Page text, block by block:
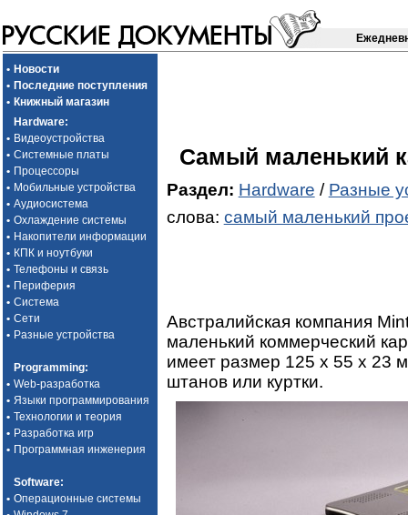
• Новости
• Последние поступления
• Книжный магазин
Hardware:
• Видеоустройства
• Системные платы
• Процессоры
• Мобильные устройства
• Аудиосистема
• Охлаждение системы
• Накопители информации
• КПК и ноутбуки
• Телефоны и связь
• Периферия
• Система
• Сети
• Разные устройства
Programming:
• Web-разработка
• Языки программирования
• Технологии и теория
• Разработка игр
• Программная инженерия
Software:
• Операционные системы
Самый маленький
Раздел: Hardware / Разные
слова: самый маленький
Австралийская компания
маленький коммерческий
имеет размер 125 x 55 x 23
штанов или куртки.